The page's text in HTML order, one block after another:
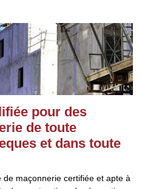
pour des
de toute
et dans toute
maçonnerie certifiée et apte à